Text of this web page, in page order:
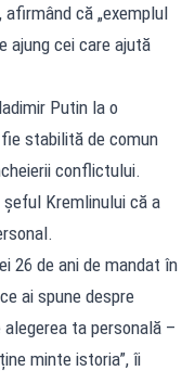
că „exemplul
ajung cei care ajută
Putin la o
stabilită de comun
conflictului.
Kremlinului că a
26 de ani de mandat în
ai spune despre
ta personală –
minte istoria”, îi